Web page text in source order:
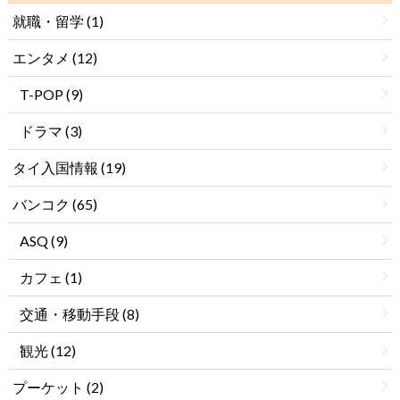
就職・留学 (1)
エンタメ (12)
T-POP(9)
ドラマ (3)
タイ入国情報 (19)
バンコク (65)
ASQ(9)
カフェ (1)
交通・移動手段(8)
観光(12)
プーケット (2)